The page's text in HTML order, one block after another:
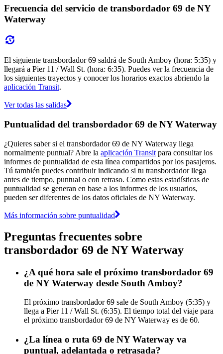
Frecuencia del servicio de transbordador 69 de NY
Waterway
El siguiente transbordador 69 saldrá de South Amboy (hora: 5:35) y
llegará a Pier 11 / Wall St. (hora: 6:35). Puedes ver la frecuencia de
los siguientes trayectos y conocer los horarios exactos abriendo la
aplicación Transit.
Ver todas las salidas
Puntualidad del transbordador 69 de NY Waterway
¿Quieres saber si el transbordador 69 de NY Waterway llega
normalmente puntual? Abre la aplicación Transit para consultar los
informes de puntualidad de esta línea compartidos por los pasajeros.
Tú también puedes contribuir indicando si tu transbordador llega
antes de tiempo, puntual o con retraso. Como estas estadísticas de
puntualidad se generan en base a los informes de los usuarios,
pueden ser diferentes de los datos oficiales de NY Waterway.
Más información sobre puntualidad
Preguntas frecuentes sobre
transbordador 69 de NY Waterway
¿A qué hora sale el próximo transbordador 69
de NY Waterway desde South Amboy?
El próximo transbordador 69 sale de South Amboy (5:35) y
llega a Pier 11 / Wall St. (6:35). El tiempo total del viaje para
el próximo transbordador 69 de NY Waterway es de 60.
¿La línea o ruta 69 de NY Waterway va
puntual, adelantada o retrasada?